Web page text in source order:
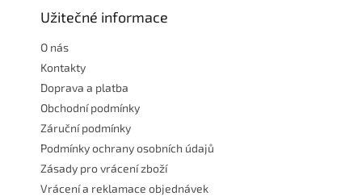
i
Užitečné informace
O nás
Kontakty
Doprava a platba
Obchodní podmínky
Záruční podmínky
Podmínky ochrany osobních údajů
Zásady pro vrácení zboží
Vrácení a reklamace objednávek